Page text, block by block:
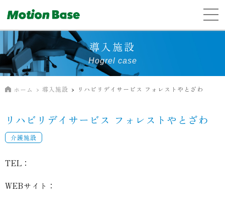
導入施設
Hogrel case
ホーム 導入施設 リハビリデイサービス フォレストやとざわ
リハビリデイサービス フォレストやとざわ
介護施設
TEL：
WEBサイト：